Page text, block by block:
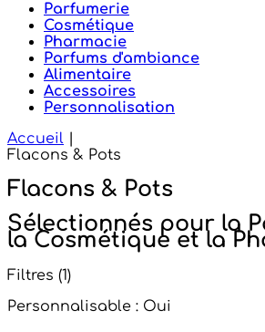
Parfumerie
Cosmétique
Pharmacie
Parfums d'ambiance
Alimentaire
Accessoires
Personnalisation
Accueil
Flacons & Pots
Flacons & Pots
Sélectionnés pour la
la Cosmétique et la
Filtres (1)
Personnalisable : Oui